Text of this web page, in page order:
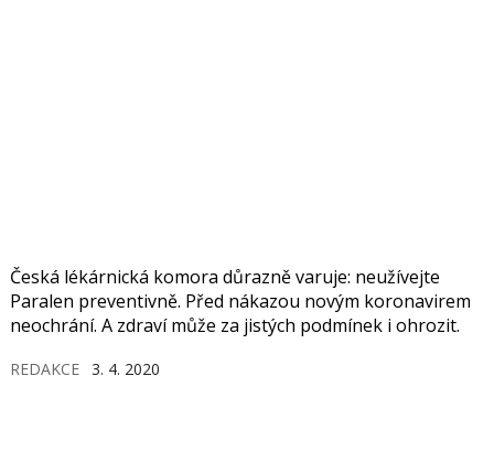
Česká lékárnická komora důrazně varuje: neužívejte
Paralen preventivně. Před nákazou novým koronavirem
neochrání. A zdraví může za jistých podmínek i ohrozit.
REDAKCE 3. 4. 2020